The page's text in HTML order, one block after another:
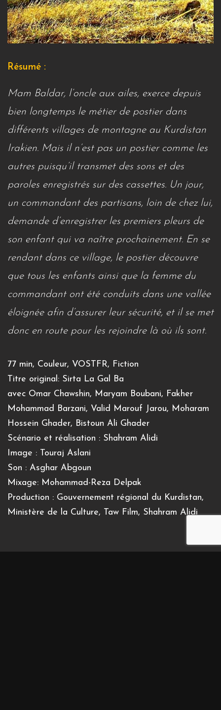
Résumé :
Mam Baldar, l’oncle aux ailes, exerce depuis
bien longtemps le métier de postier dans
différents villages de montagne au Kurdistan
Irakien. Mais il n’est pas un postier comme les
autres puisqu’il transmet des sons et des
paroles enregistrés sur des cassettes. Un jour,
un commandant des partisans, loin de chez lui,
demande d’enregistrer les premiers pleurs de
son enfant qui va naître prochainement. En se
rendant dans ce village, le postier découvre
que tous les enfants ainsi que la femme du
commandant ont été conduits dans une vallée
éloignée afin d’assurer leur sécurité, et il se met
donc en route pour les rejoindre là où ils sont.
77 min, Couleur, VOSTFR, Fiction
Titre original: Sirta La Gal Ba
avec Omar Chawshin, Maryam Boubani, Fakher
Mohammad Barzani, Valid Marouf Jarou, Moharam
Hossein Ghader, Bistoun Ali Ghader
Scénario et réalisation : Shahram Alidi
Image : Touraj Aslani
Son : Asghar Abgoun
Mixage: Mohammad-Reza Delpak
Production : Gouvernement régional du Kurdistan,
Ministère de la Culture, Taw Film, Shahram Alidi